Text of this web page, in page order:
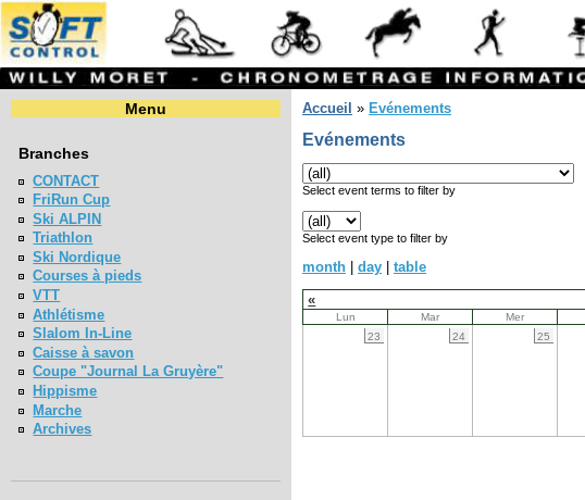
Menu
Branches
CONTACT
FriRun Cup
Ski ALPIN
Triathlon
Ski Nordique
Courses à pieds
VTT
Athlétisme
Slalom In-Line
Caisse à savon
Coupe "Journal La Gruyère"
Hippisme
Marche
Archives
Accueil » Evénements
Evénements
Select event terms to filter by
Select event type to filter by
month day
table
«
Lun Mar Mer
23
24 25